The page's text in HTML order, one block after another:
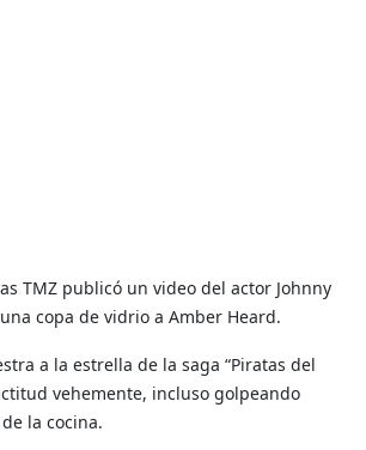
TMZ publicó un video del actor Johnny
copa de vidrio a Amber Heard.
a la estrella de la saga “Piratas del
vehemente, incluso golpeando
la cocina.